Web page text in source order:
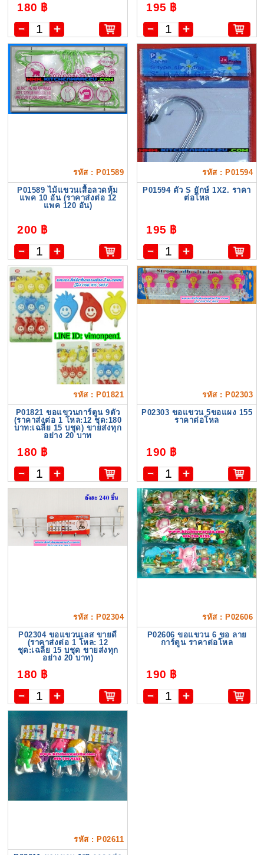
180 ฿ 195 ฿
รหัส : P01589
P01589 ไม้แขวนเสื้อลวดหุ้ม
แพค 10 อัน (ราคาส่งต่อ 12
แพค 120 อัน)
200 ฿
รหัส : P01594
P01594 ตัว S ยักษ์ 1X2. ราคา
ต่อโหล
195 ฿
รหัส : P01821
P01821 ขอแขวนการ์ตูน 9ตัว
(ราคาส่งต่อ 1 โหล:12 ชุด:180
บาท:เฉลี่ย 15 บชุด) ขายส่งทุก
อย่าง 20 บาท
180 ฿
รหัส : P02303
P02303 ขอแขวน 5ขอแผง 155
ราคาต่อโหล
190 ฿
รหัส : P02304
P02304 ขอแขวนเลส ขายดี
(ราคาส่งต่อ 1 โหล: 12
ชุด:เฉลี่ย 15 บชุด ขายส่งทุก
อย่าง 20 บาท)
180 ฿
รหัส : P02606
P02606 ขอแขวน 6 ขอ ลาย
การ์ตูน ราคาต่อโหล
190 ฿
รหัส : P02611